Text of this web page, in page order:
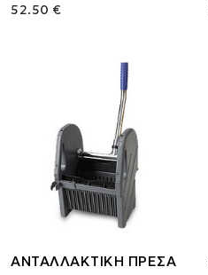
52.50 €
ΑΝΤΑΛΛΑΚΤΙΚΗ ΠΡΕΣΑ